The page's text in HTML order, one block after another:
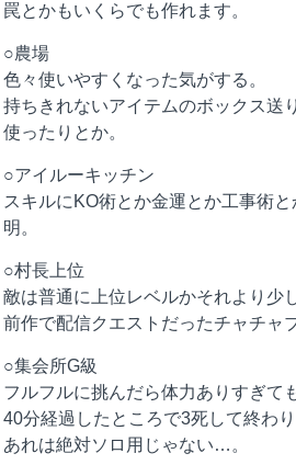
罠とかもいくらでも作れます。
○農場
色々使いやすくなった気がする。
持ちきれないアイテムのボックス送
使ったりとか。
○アイルーキッチン
スキルにKO術とか金運とか工事術
明。
○村長上位
敵は普通に上位レベルかそれより少
前作で配信クエストだったチャチャ
○集会所G級
フルフルに挑んだら体力ありすぎて
40分経過したところで3死して終わり
あれは絶対ソロ用じゃない…。